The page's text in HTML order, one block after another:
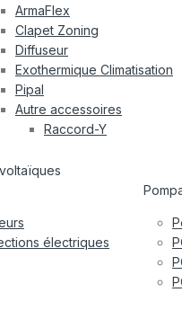
ArmaFlex
Clapet Zoning
Diffuseur
Exothermique Climatisation
Pipal
Autre accessoires
Raccord-Y
électriques